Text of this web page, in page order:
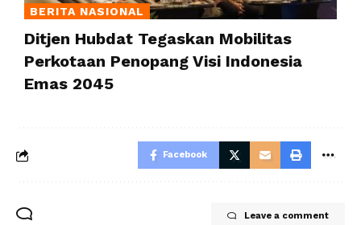
BERITA NASIONAL
Ditjen Hubdat Tegaskan Mobilitas
Perkotaan Penopang Visi Indonesia
Emas 2045
Facebook
Leave a comment